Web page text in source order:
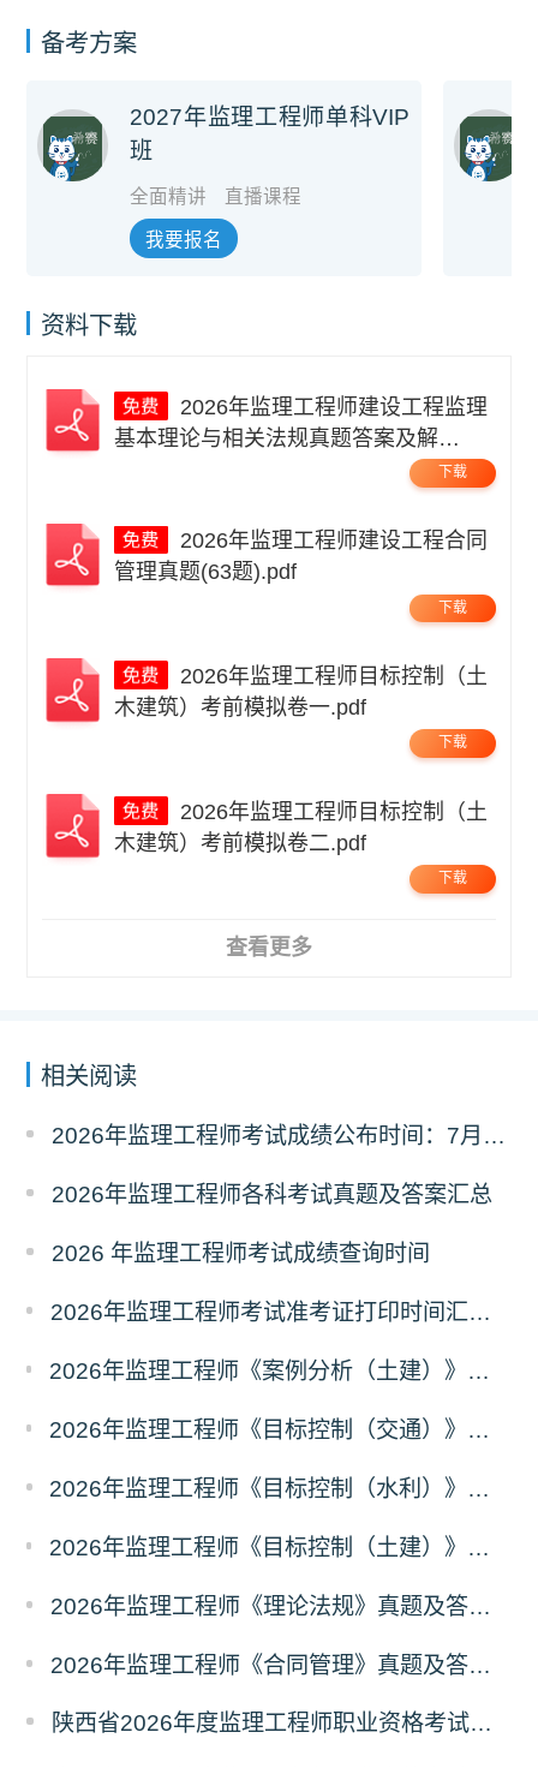
备考方案
2027年监理工程师单科VIP
班
全面精讲 直播课程
我要报名
资料下载
基本理论与相关法规真题答案及解
下载
管理真题(63题).pdf
下载
木建筑）考前模拟卷一.pdf
下载
木建筑）考前模拟卷二.pdf
下载
查看更多
相关阅读
2026年监理工程师考试成绩公布时间：7月21日
2026年监理工程师各科考试真题及答案汇总
2026 年监理工程师考试成绩查询时间
2026年监理工程师考试准考证打印时间汇总（全国各省）
2026年监理工程师《案例分析（土建）》真题及答案解析（考后更新）
2026年监理工程师《目标控制（交通）》真题及答案解析（考后更新）
2026年监理工程师《目标控制（水利）》真题及答案解析考后更新
2026年监理工程师《目标控制（土建）》真题及答案解析（考后更新）
2026年监理工程师《理论法规》真题及答案解析（已更新）
2026年监理工程师《合同管理》真题及答案解析（已更新）
陕西省2026年度监理工程师职业资格考试考务通知